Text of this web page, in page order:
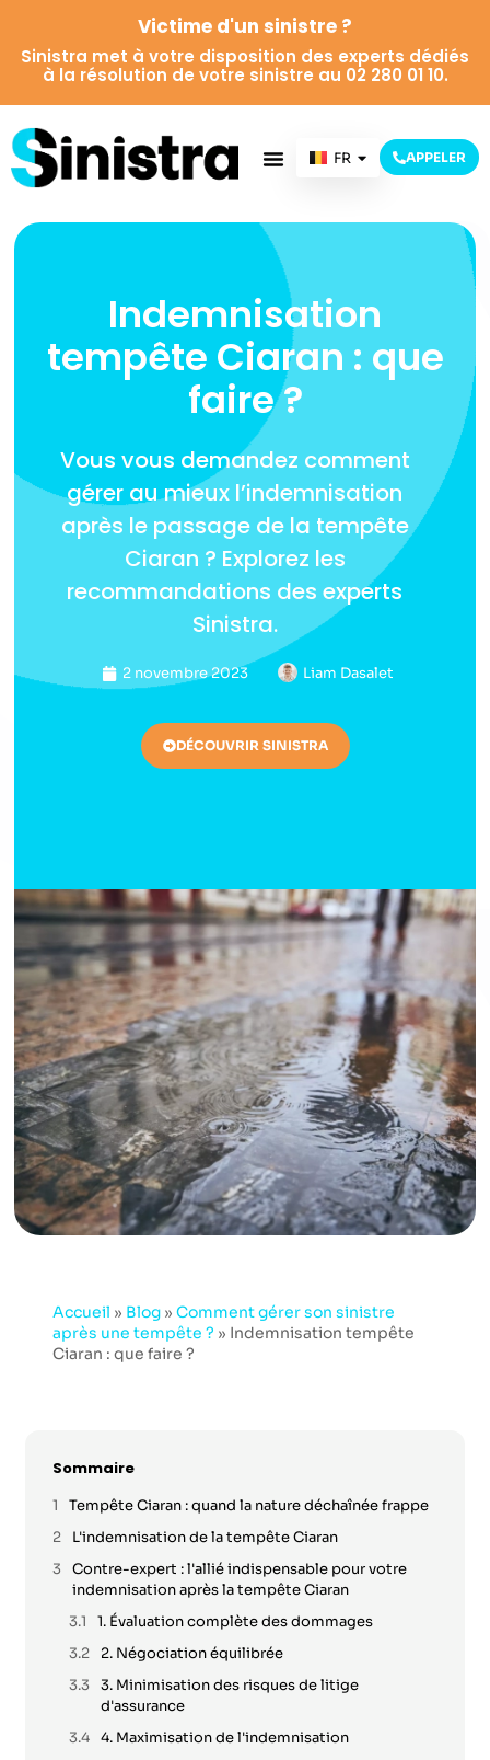
Victime d'un sinistre ?
Sinistra met à votre disposition des experts dédiés
à la résolution de votre sinistre au 02 280 01 10.
FR
NL APPELER
Indemnisation
tempête Ciaran : que
faire ?
Vous vous demandez comment
gérer au mieux l’indemnisation
après le passage de la tempête
Ciaran ? Explorez les
recommandations des experts
Sinistra.
2 novembre 2023 Liam Dasalet
DÉCOUVRIR SINISTRA
Accueil » Blog »Comment gérer son sinistre
après une tempête ? » Indemnisation tempête
Ciaran : que faire ?
Sommaire
Tempête Ciaran : quand la nature déchaînée frappe
L'indemnisation de la tempête Ciaran
Contre-expert : l'allié indispensable pour votre
indemnisation après la tempête Ciaran
1. Évaluation complète des dommages
2. Négociation équilibrée
3. Minimisation des risques de litige
d'assurance
4. Maximisation de l'indemnisation